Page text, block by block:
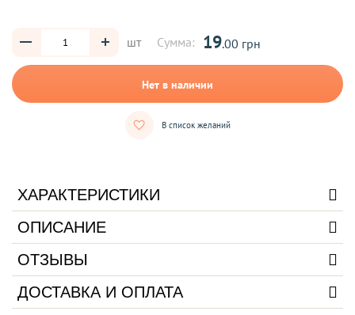
шт Сумма: 19.00 грн
Нет в наличии
В список желаний
ХАРАКТЕРИСТИКИ
ОПИСАНИЕ
ОТЗЫВЫ
ДОСТАВКА И ОПЛАТА